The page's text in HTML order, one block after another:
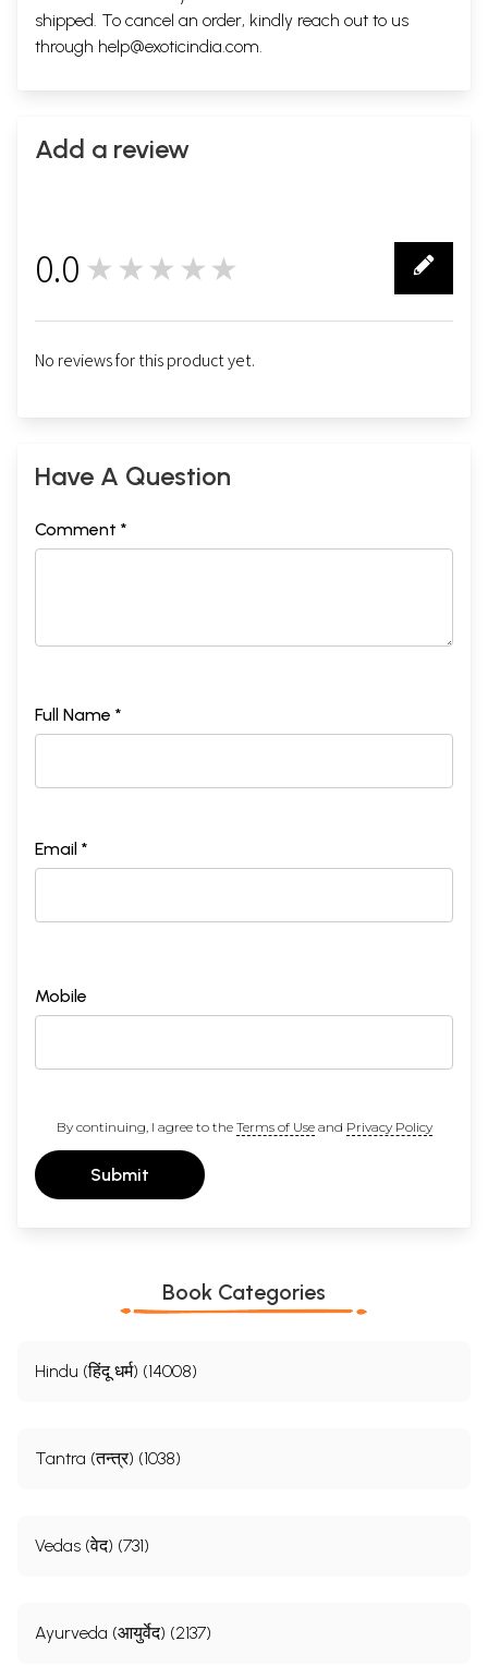
shipped. To cancel an order, kindly reach out to us
through help@exoticindia.com.
Add a review
0.0 ★★★★★
No reviews for this product yet.
Have A Question
Comment *
Full Name *
Email *
Mobile
By continuing, I agree to the Terms of Useand Privacy Policy
Submit
Book Categories
Hindu (हिंदू धर्म) (14008)
Tantra (तन्त्र) (1038)
Vedas (वेद) (731)
Ayurveda (आयुर्वेद) (2137)